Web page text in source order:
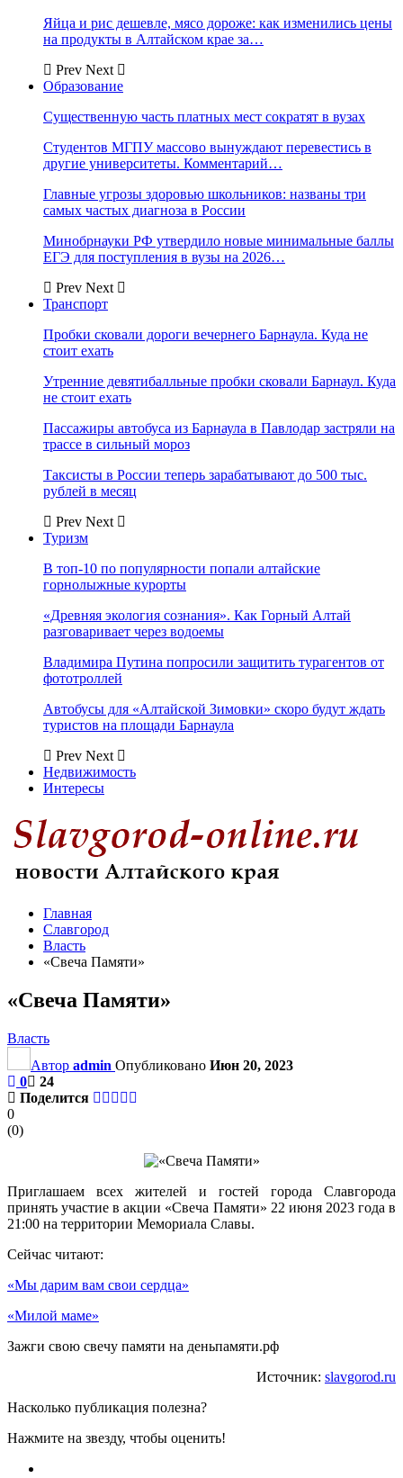
Яйца и рис дешевле, мясо дороже: как изменились цены
на продукты в Алтайском крае за…
Prev Next
Образование
Существенную часть платных мест сократят в вузах
Студентов МГПУ массово вынуждают перевестись в
другие университеты. Комментарий…
Главные угрозы здоровью школьников: названы три
самых частых диагноза в России
Минобрнауки РФ утвердило новые минимальные баллы
ЕГЭ для поступления в вузы на 2026…
Prev Next
Транспорт
Пробки сковали дороги вечернего Барнаула. Куда не
стоит ехать
Утренние девятибалльные пробки сковали Барнаул. Куда
не стоит ехать
Пассажиры автобуса из Барнаула в Павлодар застряли на
трассе в сильный мороз
Таксисты в России теперь зарабатывают до 500 тыс.
рублей в месяц
Prev Next
Туризм
В топ-10 по популярности попали алтайские
горнолыжные курорты
«Древняя экология сознания». Как Горный Алтай
разговаривает через водоемы
Владимира Путина попросили защитить турагентов от
фототроллей
Автобусы для «Алтайской Зимовки» скоро будут ждать
туристов на площади Барнаула
Prev Next
Недвижимость
Интересы
Главная
Славгород
Власть
«Свеча Памяти»
«Свеча Памяти»
Власть
Автор admin Опубликовано Июн 20, 2023
0
24
Поделится
0
(0)
Приглашаем всех жителей и гостей города Славгорода
принять участие в акции «Свеча Памяти» 22 июня 2023 года в
21:00 на территории Мемориала Славы.
Сейчас читают:
«Мы дарим вам свои сердца»
«Милой маме»
Зажги свою свечу памяти на деньпамяти.рф
Источник: slavgorod.ru
Насколько публикация полезна?
Нажмите на звезду, чтобы оценить!